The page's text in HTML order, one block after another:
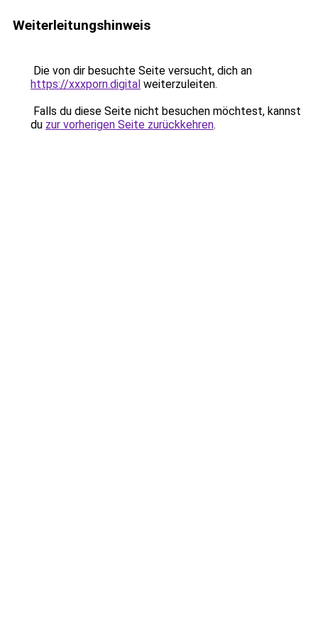
Weiterleitungshinweis
Die von dir besuchte Seite versucht, dich an
https://xxxporn.digital weiterzuleiten.
Falls du diese Seite nicht besuchen möchtest, kannst
du zur vorherigen Seite zurückkehren.